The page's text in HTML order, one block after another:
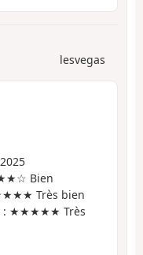
lesvegas
Bien
Très bien
: ★★★★★ Très